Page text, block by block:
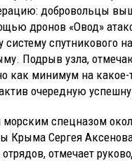
добровольцы
дронов «Овод»
систему спутникового
Подрыв узла,
как минимум на какое-
очередную
спецназом
Крыма Сергея
отмечает